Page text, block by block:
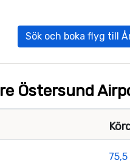
Sök och boka flyg till
Östersund